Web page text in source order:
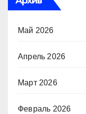
Май 2026
Апрель 2026
Март 2026
Февраль 2026